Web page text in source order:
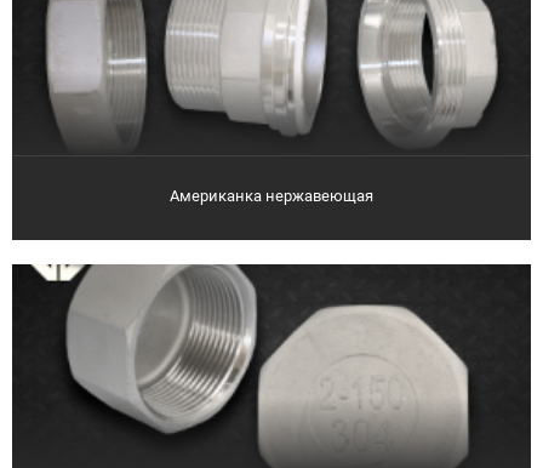
Американка нержавеющая